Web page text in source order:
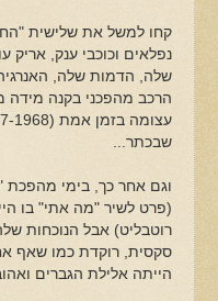
קחו למשל את שלישית
נפלאים וכוכבי ענק, אריק
שלה, הדמות שלה,
הרכב מהפכני בקנה מידה
שבכתר...
וגם אחר כך, בימי מהפכת
(פרט לשיר "מה אתי" בו
רוטבליט) אבל הנוכחות
סקסית, רוקדת כמו שאף
הייתה אלילת הגברים